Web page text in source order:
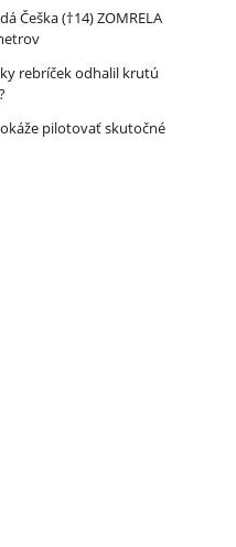
Češka (†14) ZOMRELA
rebríček odhalil krutú
pilotovať skutočné